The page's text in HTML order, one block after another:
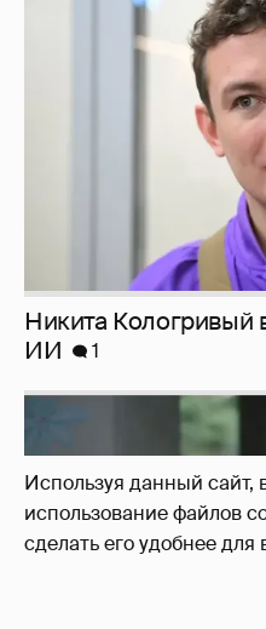
Используя данный сайт,
использование файлов
сделать его удобнее для
Никита Кологривый
Певица Глюкоза
эротического